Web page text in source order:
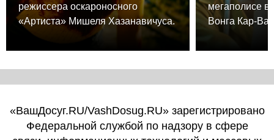
режиссера оскароносного
«Артиста» Мишеля Хазанавичуса.
мегаполисе в
Вонга Кар-
«ВашДосуг.RU/VashDosug.RU» зарегистрировано
Федеральной службой по надзору в сфере